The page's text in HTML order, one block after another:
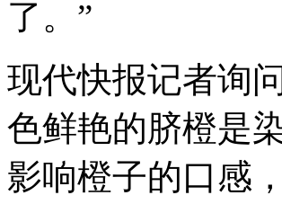
了。”
现代快报记者询
色鲜艳的脐橙是
影响橙子的口感